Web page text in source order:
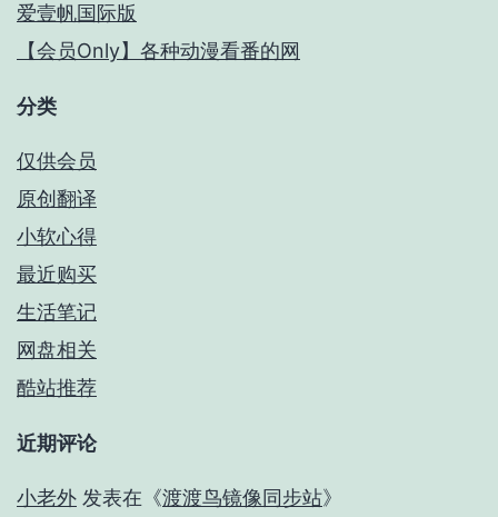
爱壹帆国际版
【会员Only】各种动漫看番的网
分类
仅供会员
原创翻译
小软心得
最近购买
生活笔记
网盘相关
酷站推荐
近期评论
小老外 发表在《渡渡鸟镜像同步站》